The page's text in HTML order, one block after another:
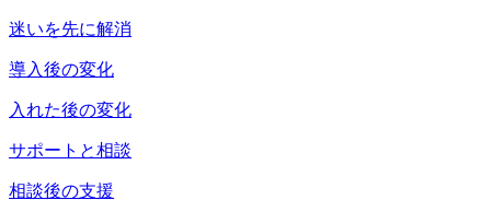
迷いを先に解消
導入後の変化
入れた後の変化
サポートと相談
相談後の支援